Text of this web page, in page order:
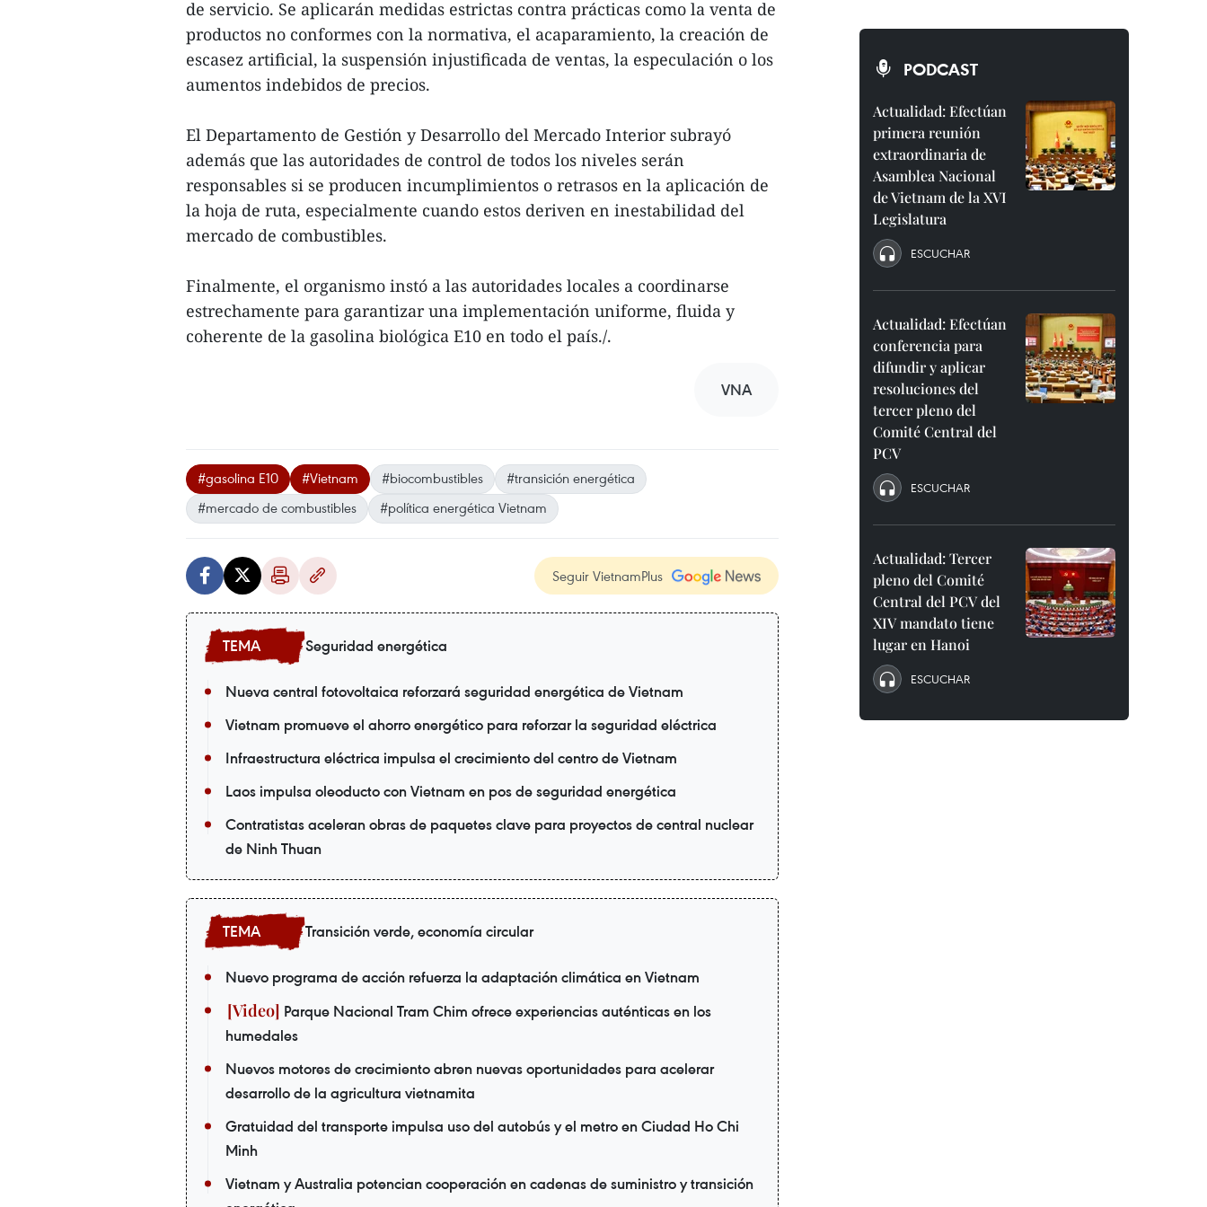
de servicio. Se aplicarán medidas estrictas contra prácticas como la venta de
productos no conformes con la normativa, el acaparamiento, la creación de
escasez artificial, la suspensión injustificada de ventas, la especulación o los
aumentos indebidos de precios.
El Departamento de Gestión y Desarrollo del Mercado Interior subrayó
además que las autoridades de control de todos los niveles serán
responsables si se producen incumplimientos o retrasos en la aplicación de
la hoja de ruta, especialmente cuando estos deriven en inestabilidad del
mercado de combustibles.
Finalmente, el organismo instó a las autoridades locales a coordinarse
estrechamente para garantizar una implementación uniforme, fluida y
coherente de la gasolina biológica E10 en todo el país./.
VNA
#gasolina E10 #Vietnam #biocombustibles
#transición energética
#mercado de combustibles
#política energética Vietnam
Seguir VietnamPlus
Seguridad energética
Nueva central fotovoltaica reforzará seguridad energética de Vietnam
Vietnam promueve el ahorro energético para reforzar la seguridad eléctrica
Infraestructura eléctrica impulsa el crecimiento del centro de Vietnam
Laos impulsa oleoducto con Vietnam en pos de seguridad energética
Contratistas aceleran obras de paquetes clave para proyectos de central nuclear
de Ninh Thuan
Transición verde, economía circular
Nuevo programa de acción refuerza la adaptación climática en Vietnam
Parque Nacional Tram Chim ofrece experiencias auténticas en los
humedales
Nuevos motores de crecimiento abren nuevas oportunidades para acelerar
desarrollo de la agricultura vietnamita
Gratuidad del transporte impulsa uso del autobús y el metro en Ciudad Ho Chi
Minh
Vietnam y Australia potencian cooperación en cadenas de suministro y transición
PODCAST
Actualidad: Efectúan
primera reunión
extraordinaria de
Asamblea Nacional
de Vietnam de la XVI
Legislatura
ESCUCHAR
Actualidad: Efectúan
conferencia para
difundir y aplicar
resoluciones del
tercer pleno del
Comité Central del
PCV
ESCUCHAR
Actualidad: Tercer
pleno del Comité
Central del PCV del
XIV mandato tiene
lugar en Hanoi
ESCUCHAR